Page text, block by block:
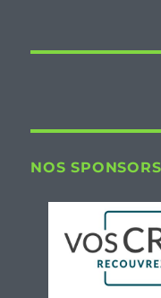
NOS SPONSORS